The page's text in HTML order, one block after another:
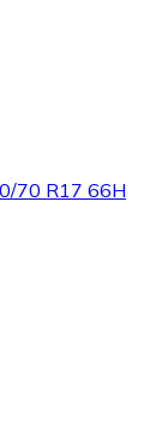
70 R17 66H